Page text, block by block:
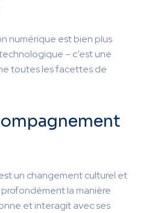
numérique est bien plus
– c’est une
toutes les facettes de
un changement culturel et
la manière
et interagit avec ses